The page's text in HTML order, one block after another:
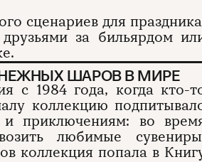
сценариев для
за бильярдом
ШАРОВ В МИРЕ
с 1984 года, когда кто-
коллекцию
приключениям: во
любимые
коллекция попала в